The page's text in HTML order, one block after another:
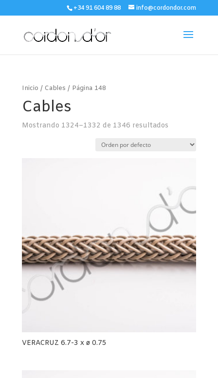
+34 91 604 89 88 info@cordondor.com
Inicio / Cables / Página 148
Cables
Mostrando 1324–1332 de 1346 resultados
VERACRUZ 6.7-3 x ø 0.75